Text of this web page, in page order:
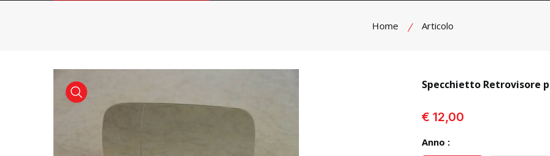
Home Articolo
visualizza prodotto
Specchietto Retrovisore
€ 12,00
Anno :